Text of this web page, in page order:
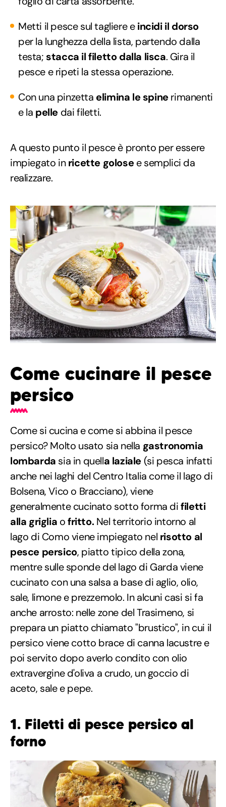
Metti il pesce sul tagliere eincidi il dorso
per la lunghezza della lista, partendo dalla
testa; stacca il filetto dalla lisca. Gira il
pesce e ripeti la stessa operazione.
Con una pinzetta elimina le spinerimanenti
e la pelle dai filetti.
A questo punto il pesce è pronto per essere
impiegato inricette golosee semplici da
realizzare.
Come cucinare il pesce
persico
Come si cucina e come si abbina il pesce
persico? Molto usato sia nella gastronomia
lombarda sia in quella laziale (si pesca infatti
anche nei laghi del Centro Italia come il lago di
Bolsena, Vico o Bracciano), viene
generalmente cucinato sotto forma difiletti
alla griglia ofritto.Nel territorio intorno al
lago di Como viene impiegato nel risotto al
pesce persico, piatto tipico della zona,
mentre sulle sponde del lago di Garda viene
cucinato con una salsa a base di aglio, olio,
sale, limone e prezzemolo. In alcuni casi si fa
anche arrosto: nelle zone del Trasimeno, si
prepara un piatto chiamato "brustico", in cui il
persico viene cotto brace di canna lacustre e
poi servito dopo averlo condito con olio
extravergine d'oliva a crudo, un goccio di
aceto, sale e pepe.
1. Filetti di pesce persico al
forno